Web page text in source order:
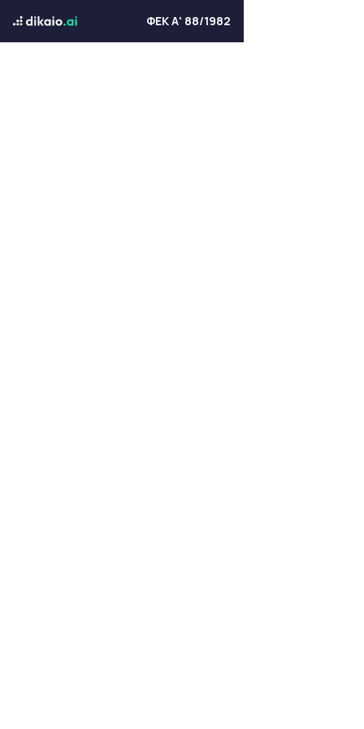
ΦΕΚ Α' 88/1982